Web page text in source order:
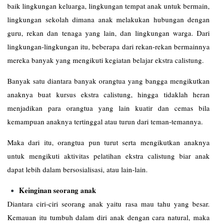
baik lingkungan keluarga, lingkungan tempat anak untuk bermain,
lingkungan sekolah dimana anak melakukan hubungan dengan
guru, rekan dan tenaga yang lain, dan lingkungan warga. Dari
lingkungan-lingkungan itu, beberapa dari rekan-rekan bermainnya
mereka banyak yang mengikuti kegiatan belajar ekstra calistung.
Banyak satu diantara banyak orangtua yang bangga mengikutkan
anaknya buat kursus ekstra calistung, hingga tidaklah heran
menjadikan para orangtua yang lain kuatir dan cemas bila
kemampuan anaknya tertinggal atau turun dari teman-temannya.
Maka dari itu, orangtua pun turut serta mengikutkan anaknya
untuk mengikuti aktivitas pelatihan ekstra calistung biar anak
dapat lebih dalam bersosialisasi, atau lain-lain.
Keinginan seorang anak
Diantara ciri-ciri seorang anak yaitu rasa mau tahu yang besar.
Kemauan itu tumbuh dalam diri anak dengan cara natural, maka